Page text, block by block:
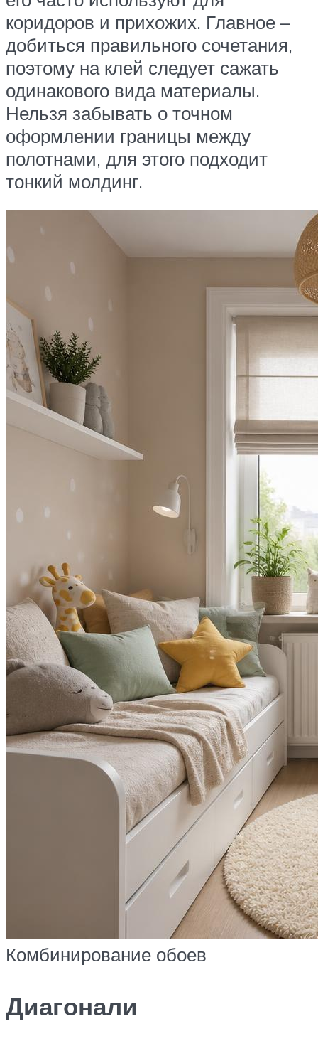
коридоров и прихожих. Главное –
добиться правильного сочетания,
поэтому на клей следует сажать
одинакового вида материалы.
Нельзя забывать о точном
оформлении границы между
полотнами, для этого подходит
тонкий молдинг.
Комбинирование обоев
Диагонали